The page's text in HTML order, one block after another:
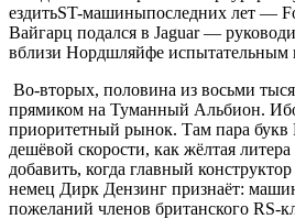
ездитьST-машиныпоследних лет —
Вайгарц подался в Jaguar —
вблизи Нордшляйфе
Во-вторых, половина из восьми
прямиком на Туманный Альбион.
приоритетный рынок. Там пара
дешёвой скорости, как жёлтая
добавить, когда главный
немец Дирк Дензинг признаёт:
пожеланий членов британского RS-